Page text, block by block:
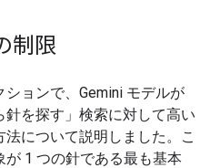
制限
ョンで、Gemini モデルが
を探す」検索に対して高い
について説明しました。こ
1 つの針である最も基本